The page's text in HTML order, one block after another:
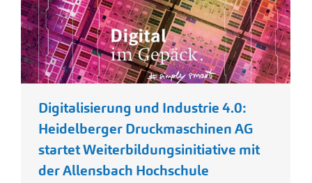
Digitalisierung und Industrie 4.0:
Heidelberger Druckmaschinen AG
startet Weiterbildungsinitiative mit
der Allensbach Hochschule